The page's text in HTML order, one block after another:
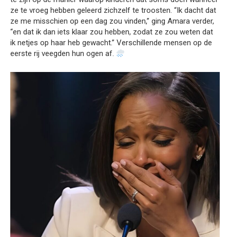
ze te vroeg hebben geleerd zichzelf te troosten. “Ik dacht dat
ze me misschien op een dag zou vinden,” ging Amara verder,
“en dat ik dan iets klaar zou hebben, zodat ze zou weten dat
ik netjes op haar heb gewacht.” Verschillende mensen op de
eerste rij veegden hun ogen af.